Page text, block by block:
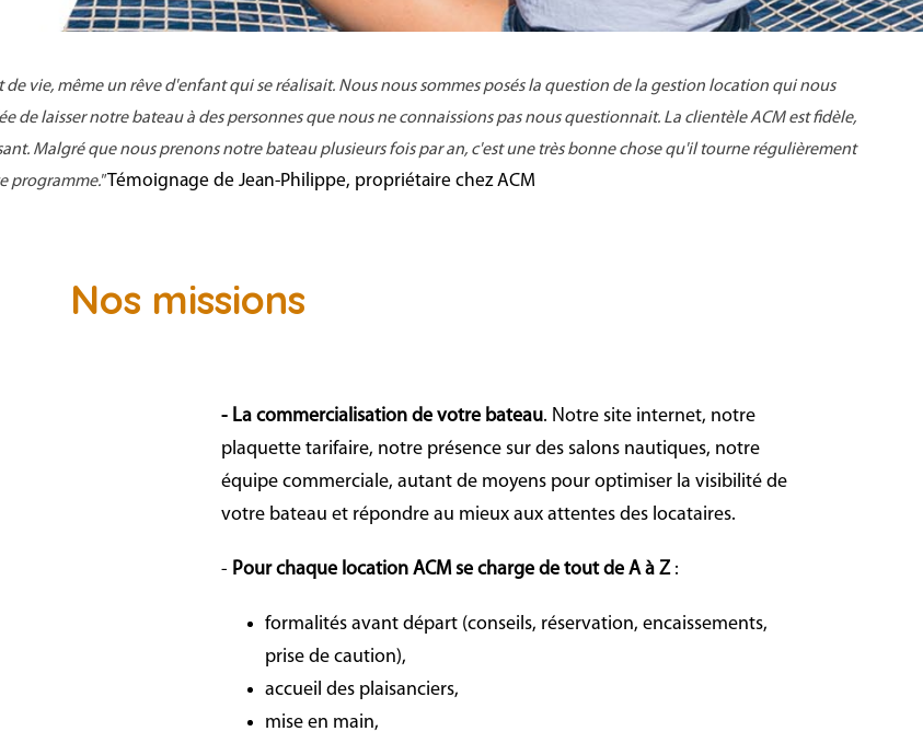
vie, même un rêve d'enfant qui se réalisait. Nous nous sommesposésla question de la gestion location qui nous
de laisser notre bateau à des personnes que nous ne connaissions pas nous questionnait. La clientèle ACM est fidèle,
Malgré que nousprenonsnotre bateau plusieurs fois par an, c'est une très bonne chose qu'il tourne régulièrement
programme."Témoignage de Jean-Philippe, propriétaire chez ACM
Nos missions
- La commercialisation de votre bateau. Notre site internet, notre
plaquette tarifaire, notre présence sur des salons nautiques, notre
équipe commerciale, autant de moyens pour optimiser la visibilité de
votre bateau et répondre au mieux aux attentes des locataires.
- Pour chaque location ACM se charge de tout de A à Z:
formalités avant départ (conseils, réservation, encaissements,
prise de caution),
accueil des plaisanciers,
mise en main,